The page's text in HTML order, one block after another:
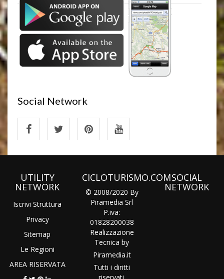
Social Network
UTILITY
NETWORK
Iscrivi Struttura
Privacy
Sitemap
Le Regioni
AREA RISERVATA
CICLOTURISMO.COM
© 2008/2020 By
Piramedia Srl
P.iva:
01828200038
Realizzazione
Tecnica by
Piramedia.it
Tutti i diritti
SOCIAL
NETWORK